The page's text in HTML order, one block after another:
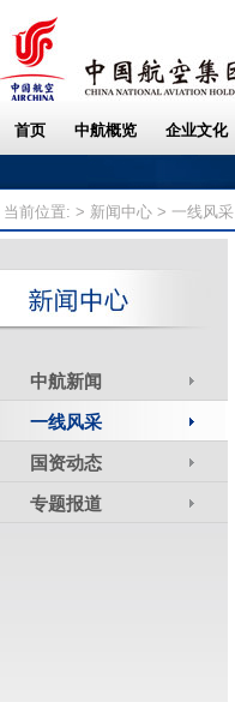
当前位置: > 新闻中心 > 一线风采
中航新闻
一线风采
国资动态
专题报道